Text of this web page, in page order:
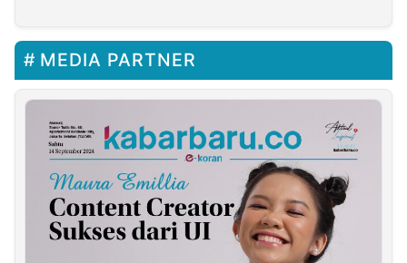
MEDIA PARTNER